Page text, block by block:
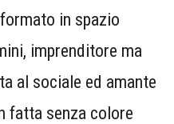
in spazio
imprenditore ma
al sociale ed amante
fatta senza colore